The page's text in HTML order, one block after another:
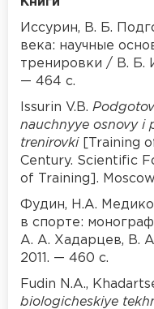
Иссурин, В. Б.
века: научные
тренировки / В. Б.
— 464 с.
Issurin V.B.
nauchnyye osnovy i
trenirovki [Training
Century. Scientific
of Training].
Фудин, Н.А.
в спорте:
А. А. Хадарцев, В.
2011. — 460 с.
Fudin N.A.,
biologicheskiye